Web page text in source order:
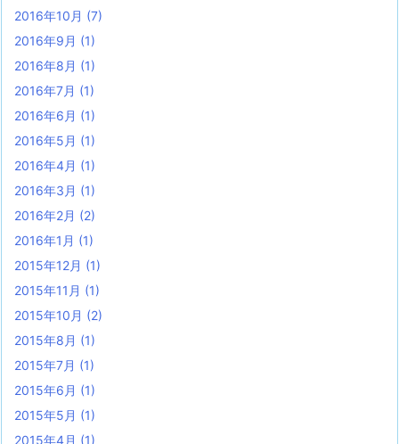
2016年10月 (7)
2016年9月 (1)
2016年8月 (1)
2016年7月 (1)
2016年6月 (1)
2016年5月 (1)
2016年4月 (1)
2016年3月 (1)
2016年2月 (2)
2016年1月 (1)
2015年12月 (1)
2015年11月 (1)
2015年10月 (2)
2015年8月 (1)
2015年7月 (1)
2015年6月 (1)
2015年5月 (1)
2015年4月 (1)